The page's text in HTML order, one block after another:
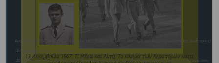
Αναστάσιος ΜΠΑΣΑΡΑΣ: 13 Δεκεμβρίου 1967: Τί Μέρα και Αυτή; Το κίνημα των Αεροπόρων κατά της Δικτατορίας!
116 Σμηναρχία Μάχης. Ήμουν εκεί!
116 Σμηναρχία Μάχης, Άραξος. Ήταν Τετάρτη 13 Δεκεμβρίου του 1967. Η μέρα μάλλον βροχερή, η υγρασία στον